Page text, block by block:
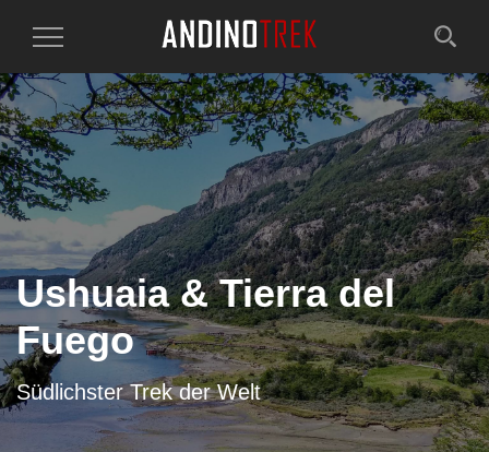
Toggle
Ushuaia & Tierra del
Fuego
Südlichster Trek der Welt